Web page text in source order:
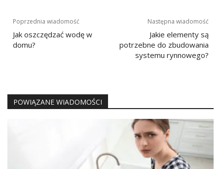
Nawigacja
wpisu
Poprzednia wiadomość
Jak oszczędzać wodę w
domu?
Następna wiadomość
Jakie elementy są
potrzebne do zbudowania
systemu rynnowego?
POWIĄZANE WIADOMOŚCI